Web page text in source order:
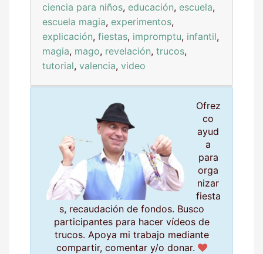
ciencia para niños, educación, escuela,
escuela magia, experimentos,
explicación, fiestas, impromptu, infantil,
magia, mago, revelación, trucos,
tutorial, valencia, video
Ofrez
co
ayud
a
para
orga
nizar
fiesta
s, recaudación de fondos. Busco
participantes para hacer vídeos de
trucos. Apoya mi trabajo mediante
compartir, comentar y/o donar.